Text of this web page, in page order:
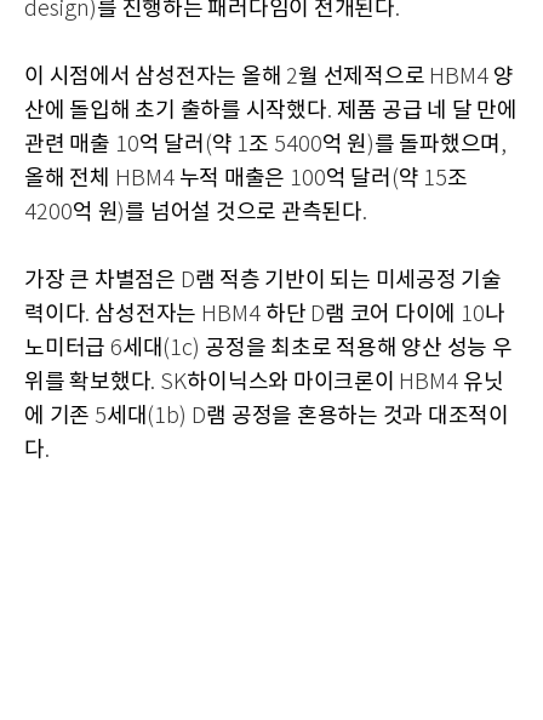
design)를 진행하는 패러다임이 전개된다.
이 시점에서 삼성전자는 올해 2월 선제적으로 HBM4 양
산에 돌입해 초기 출하를 시작했다. 제품 공급 네 달 만에
관련 매출 10억 달러 (약 1조 5400억 원 )를 돌파했으며 ,
올해 전체 HBM4 누적 매출은 100억 달러 (약 15조
4200억 원)를 넘어설 것으로 관측된다.
가장 큰 차별점은 D램 적층 기반이 되는 미세공정 기술
력이다. 삼성전자는 HBM4 하단 D램 코어 다이에 10나
노미터급 6세대 (1c) 공정을 최초로 적용해 양산 성능 우
위를 확보했다. SK하이닉스와 마이크론이 HBM4 유닛
에 기존 5세대 (1b) D램 공정을 혼용하는 것과 대조적이
다.